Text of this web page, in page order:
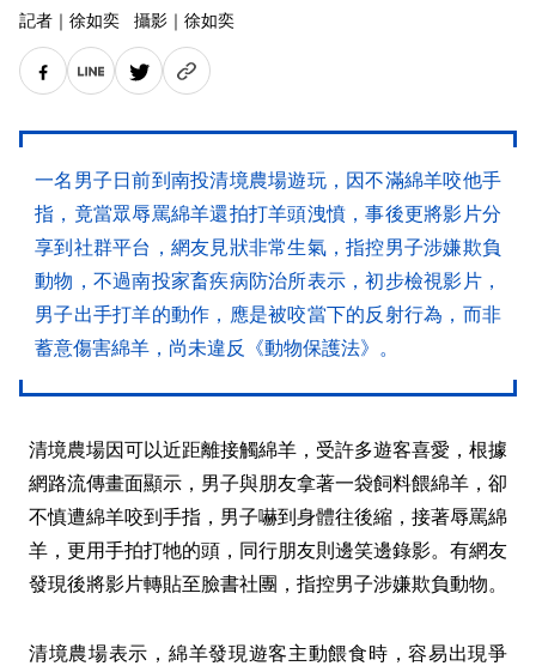
記者 ｜ 徐如奕 攝影 ｜ 徐如奕
一名男子日前到南投清境農場遊玩，因不滿綿羊咬他手
指，竟當眾辱罵綿羊還拍打羊頭洩憤，事後更將影片分
享到社群平台，網友見狀非常生氣，指控男子涉嫌欺負
動物，不過南投家畜疾病防治所表示，初步檢視影片，
男子出手打羊的動作，應是被咬當下的反射行為，而非
蓄意傷害綿羊，尚未違反《動物保護法》。
清境農場因可以近距離接觸綿羊，受許多遊客喜愛，根據
網路流傳畫面顯示，男子與朋友拿著一袋飼料餵綿羊，卻
不慎遭綿羊咬到手指，男子嚇到身體往後縮，接著辱罵綿
羊，更用手拍打牠的頭，同行朋友則邊笑邊錄影。有網友
發現後將影片轉貼至臉書社團，指控男子涉嫌欺負動物。
清境農場表示，綿羊發現遊客主動餵食時，容易出現爭